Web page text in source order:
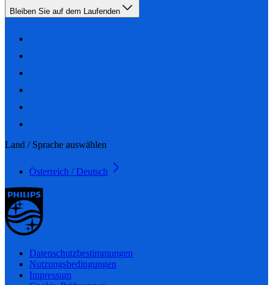
Bleiben Sie auf dem Laufenden
Land / Sprache auswählen
Österreich / Deutsch
Datenschutzbestimmungen
Nutzungsbedingungen
Impressum